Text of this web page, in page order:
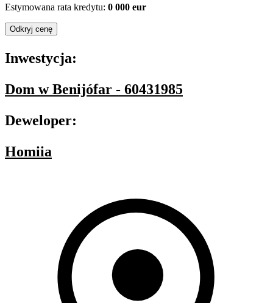
Estymowana rata kredytu: 0 000 eur
Odkryj cenę
Inwestycja:
Dom w Benijófar - 60431985
Deweloper:
Homiia